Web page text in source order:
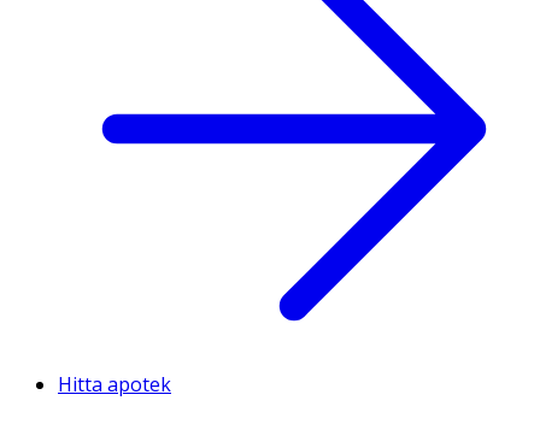
Hitta apotek